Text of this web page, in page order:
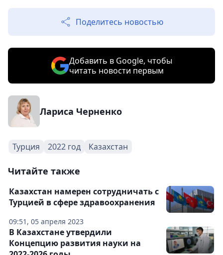
Поделитесь новостью
Добавить в Google, чтобы
читать новости первым
Лариса Черненко
Турция 2022 год Казахстан
Читайте также
09:51, 05 апреля 2023
Казахстан намерен сотрудничать с
Турцией в сфере здравоохранения
В Казахстане утвердили
Концепцию развития науки на